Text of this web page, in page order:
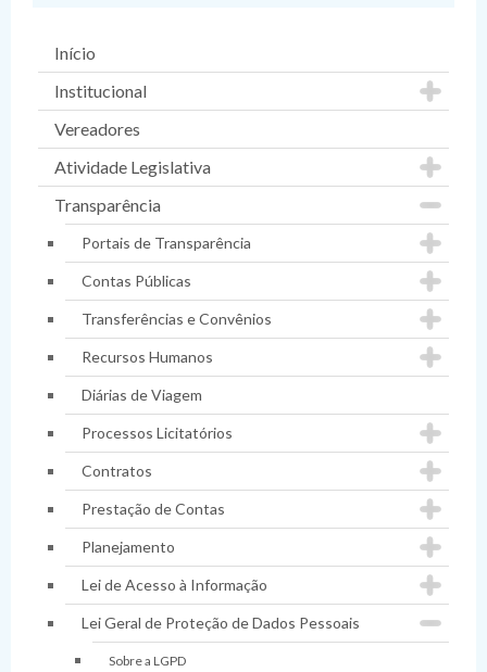
Início
Institucional
Vereadores
Atividade Legislativa
Transparência
Portais de Transparência
Contas Públicas
Transferências e Convênios
Recursos Humanos
Diárias de Viagem
Processos Licitatórios
Contratos
Prestação de Contas
Planejamento
Lei de Acesso à Informação
Lei Geral de Proteção de Dados Pessoais
Sobre a LGPD